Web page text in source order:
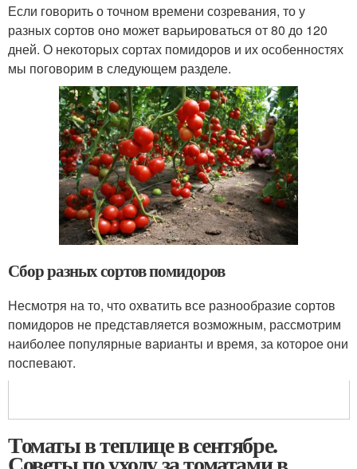
Если говорить о точном времени созревания, то у
разных сортов оно может варьироваться от 80 до 120
дней. О некоторых сортах помидоров и их особенностях
мы поговорим в следующем разделе.
Сбор разных сортов помидоров
Несмотря на то, что охватить все разнообразие сортов
помидоров не представляется возможным, рассмотрим
наиболее популярные варианты и время, за которое они
поспевают.
Томаты в теплице в сентябре.